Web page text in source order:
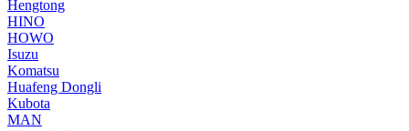
Hengtong
HINO
HOWO
Isuzu
Komatsu
Huafeng Dongli
Kubota
MAN